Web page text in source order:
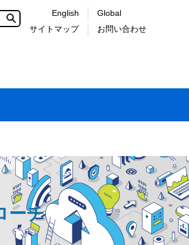
English
サイトマップ
Global
お問い合わせ
ーチ